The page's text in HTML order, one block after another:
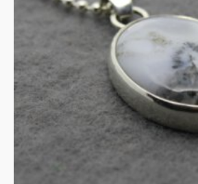
Mosagaat in
€ 115.00
IN WINKELMAND